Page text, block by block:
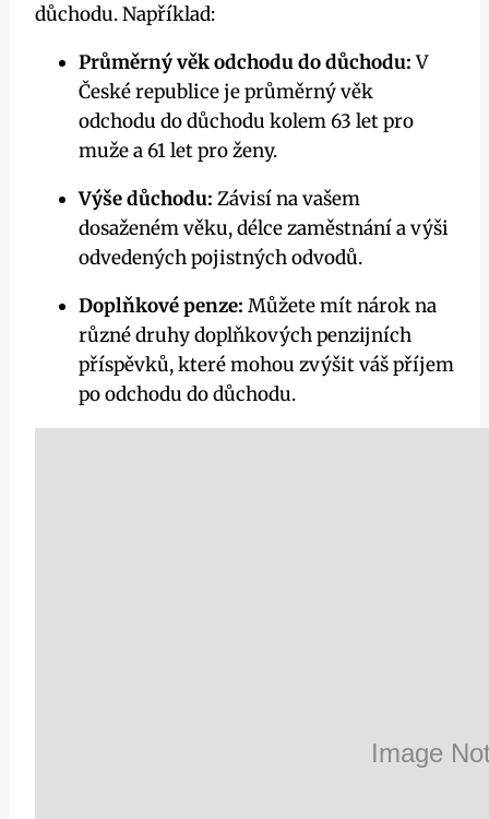
důchodu. Například:
Průměrný věk odchodu do důchodu:V
České republice je průměrný věk
odchodu do důchodu kolem 63 let pro
muže a 61 let pro ženy.
Výše důchodu: Závisí na vašem
dosaženém věku, délce zaměstnání a výši
odvedených pojistných odvodů.
Doplňkové penze: Můžete mít nárok na
různé druhy doplňkových penzijních
příspěvků, které mohou zvýšit váš příjem
po odchodu do důchodu.